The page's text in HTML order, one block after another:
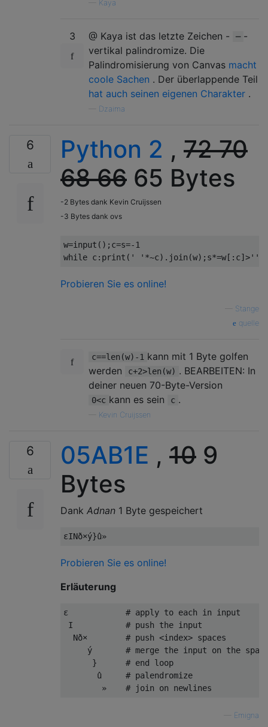
Kaya
3 @ Kaya ist das letzte Zeichen - ─ -
vertikal palindromize. Die
Palindromisierung von Canvas macht
coole Sachen . Der überlappende Teil
hat auch seinen eigenen Charakter .
Dzaima
6 Python 2 , 7270
6866 65 Bytes
-2 Bytes dank Kevin Cruijssen
-3 Bytes dank ovs
w=input (); c=s=-1
while c : print ( ' ' *~c). join (w); s*=w[: c]>''
Probieren Sie es online!
Stange
quelle
c==len(w)-1 kann mit 1 Byte golfen
werden
c+2>len(w) . BEARBEITEN: In
deiner neuen 70-Byte-Version
0<c kann es sein c .
Kevin Cruijssen
6 05AB1E , 10 9
Bytes
Dank Adnan 1 Byte gespeichert
Probieren Sie es online!
Erläuterung
ε            # apply to each in input
I           # push the input
  Nð×        # push <index> spaces
ý       # merge the input on the
      }      # end loop
       û     # palendromize
Emigna